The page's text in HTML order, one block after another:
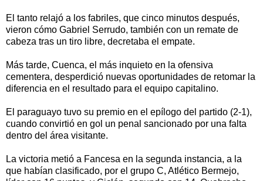
El tanto relajó a los fabriles, que cinco minutos después,
vieron cómo Gabriel Serrudo, también con un remate de
cabeza tras un tiro libre, decretaba el empate.
Más tarde, Cuenca, el más inquieto en la ofensiva
cementera, desperdició nuevas oportunidades de retomar la
diferencia en el resultado para el equipo capitalino.
El paraguayo tuvo su premio en el epílogo del partido (2-1),
cuando convirtió en gol un penal sancionado por una falta
dentro del área visitante.
La victoria metió a Fancesa en la segunda instancia, a la
que habían clasificado, por el grupo C, Atlético Bermejo,